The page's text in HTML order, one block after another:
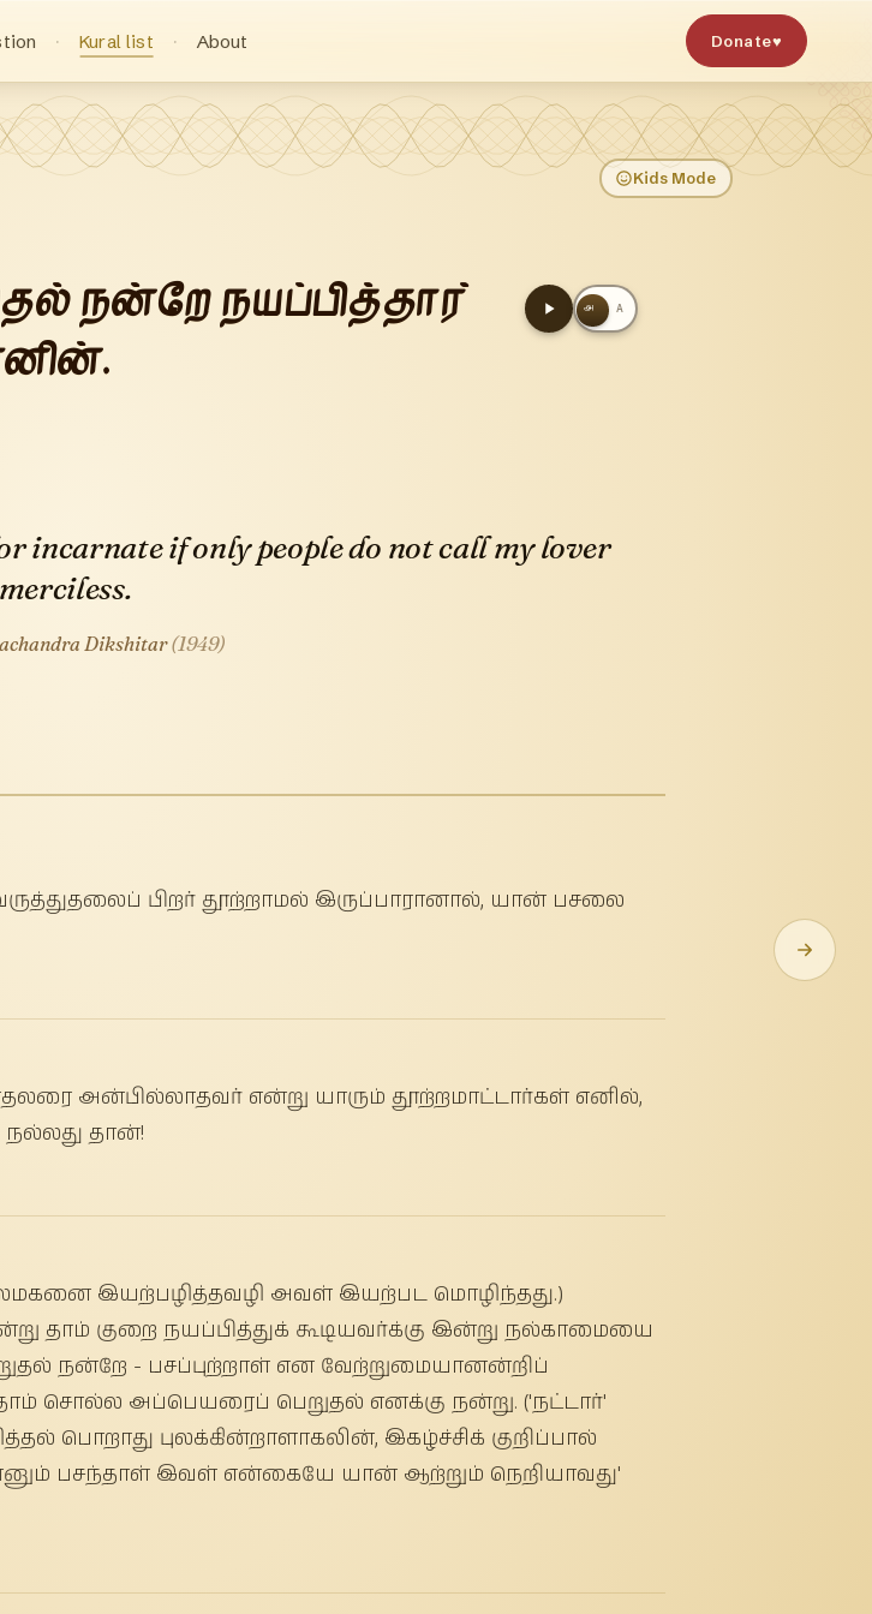
Kural list About Donate♥
Kids Mode
அ A
நன்றே நயப்பித்தார்
incarnate if only people do not call my lover
merciless.
Dikshitar(1949)
வருத்துதலைப் பிறர் தூற்றாமல் இருப்பாரானால், யான் பசலை
அன்பில்லாதவர் என்று யாரும் தூற்றமாட்டார்கள் எனில்,
தான்!
இயற்பழித்தவழி அவள் இயற்பட மொழிந்தது.)
தாம் குறை நயப்பித்துக் கூடியவர்க்கு இன்று நல்காமையை
நன்றே - பசப்புற்றாள் என வேற்றுமையானன்றிப்
சொல்ல அப்பெயரைப் பெறுதல் எனக்கு நன்று. ('நட்டார்'
பொறாது புலக்கின்றாளாகலின், இகழ்ச்சிக் குறிப்பால்
பசந்தாள் இவள் என்கையே யான் ஆற்றும் நெறியாவது'